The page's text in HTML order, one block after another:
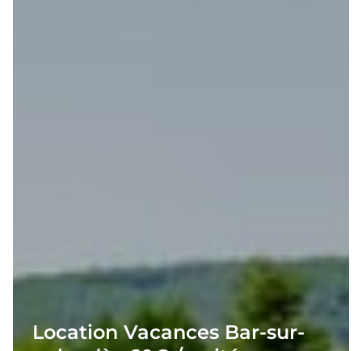
Location Vacances Bar-sur-